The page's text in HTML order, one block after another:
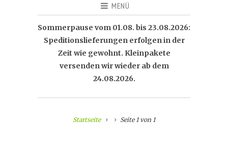
MENÜ
Sommerpause vom 01.08. bis 23.08.2026:
Speditionslieferungen erfolgen in der
Zeit wie gewohnt. Kleinpakete
versenden wir wieder ab dem
24.08.2026.
Startseite Seite 1 von 1